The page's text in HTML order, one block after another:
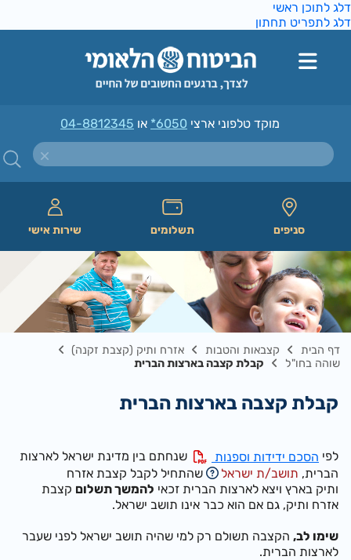
לתוכן ראשי
לתפריט תחתון
מוקד טלפוני ארצי*6050או04-8812345
סניפים תשלומים שירות אישי
דף הבית קצבאות והטבות
אזרח ותיק (קצבת זקנה)
שוהה בחו"ל
קבלת קצבה בארצות הברית
קבלת קצבה בארצות הברית
לפיהסכם ידידות וספנות
שנחתם בין מדינת ישראל לארצות
הברית,תושב/ת ישראל
שהתחיל לקבל קצבת אזרח
ותיק בארץ ויצא לארצות הברית זכאילהמשך תשלוםקצבת
אזרח ותיק, גם אם הוא כבר אינו תושב ישראל.
שימו לב,הקצבה תשולם רק למי שהיה תושב ישראל לפני שעבר
לארצות הברית.